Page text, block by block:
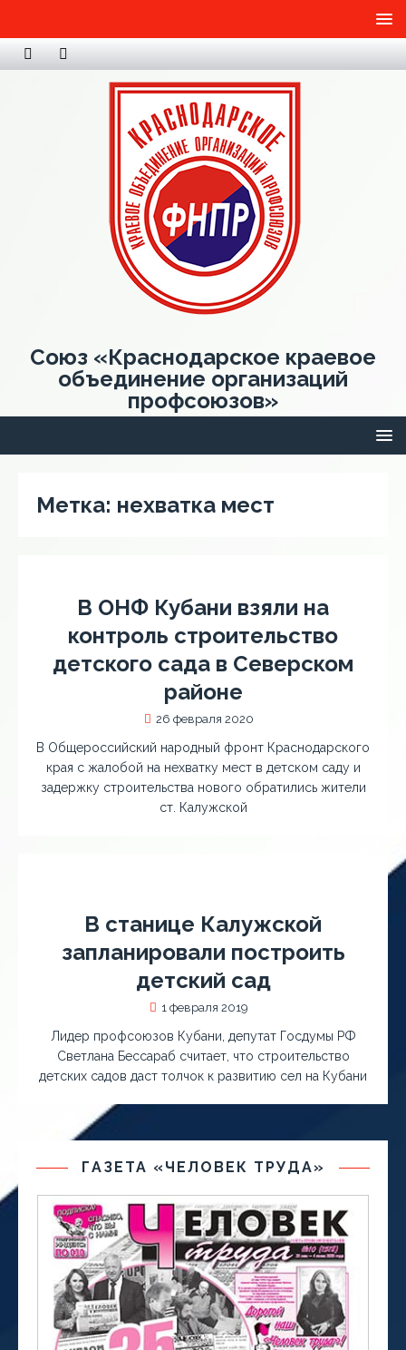
Союз «Краснодарское краевое
объединение организаций
профсоюзов»
Метка: нехватка мест
В ОНФ Кубани взяли на
контроль строительство
детского сада в Северском
районе
26 февраля 2020
В Общероссийский народный фронт Краснодарского
края с жалобой на нехватку мест в детском саду и
задержку строительства нового обратились жители
ст. Калужской
В станице Калужской
запланировали построить
детский сад
1 февраля 2019
Лидер профсоюзов Кубани, депутат Госдумы РФ
Светлана Бессараб считает, что строительство
детских садов даст толчок к развитию сел на Кубани
ГАЗЕТА «ЧЕЛОВЕК ТРУДА»